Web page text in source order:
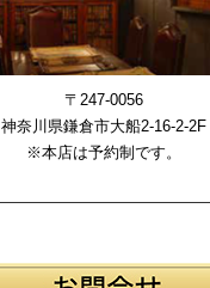
〒247-0056
神奈川県鎌倉市大船2-16-2-2F
※本店は予約制です。